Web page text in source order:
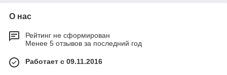
О нас
Рейтинг не сформирован
Менее 5 отзывов за последний год
Работает с 09.11.2016